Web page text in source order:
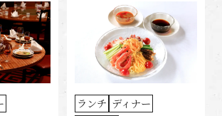
ランチ ディナー